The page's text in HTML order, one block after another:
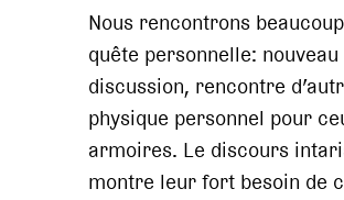
Nous rencontrons
quête personnelle:
discussion, rencontre
physique personnel pour
armoires. Le discours
montre leur fort besoin de